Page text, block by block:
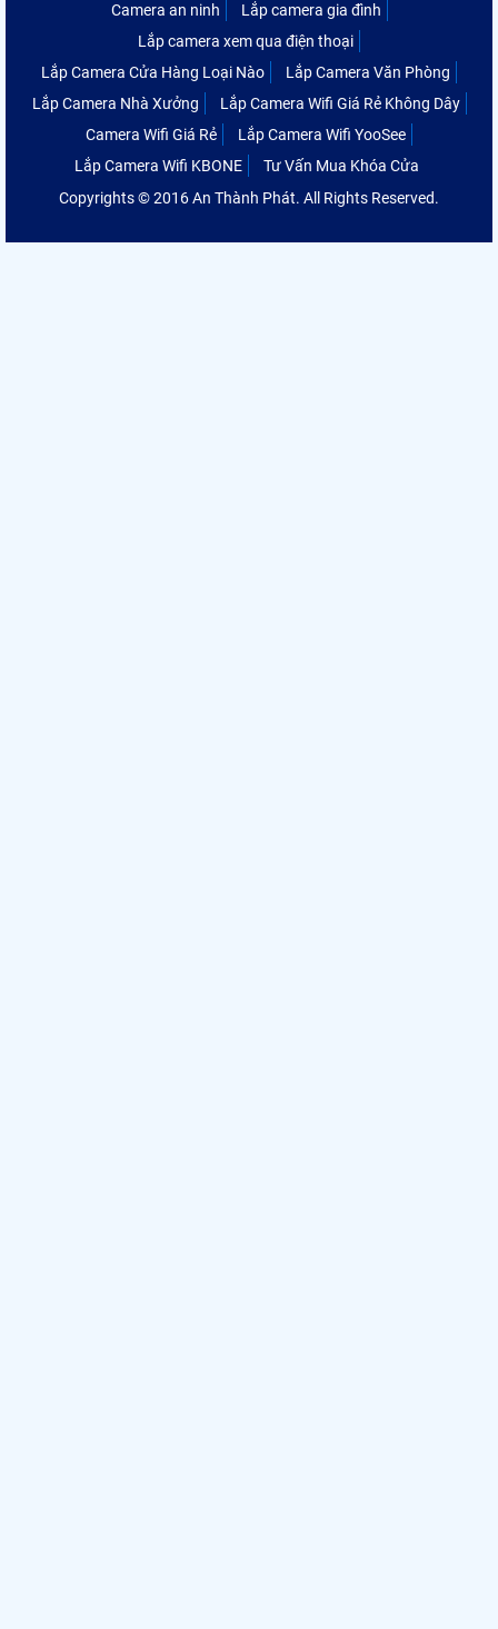
Camera an ninh
Lắp camera gia đình
Lắp camera xem qua điện thoại
Lắp Camera Cửa Hàng Loại Nào
Lắp Camera Văn Phòng
Lắp Camera Nhà Xưởng
Lắp Camera Wifi Giá Rẻ Không Dây
Camera Wifi Giá Rẻ
Lắp Camera Wifi YooSee
Lắp Camera Wifi KBONE
Tư Vấn Mua Khóa Cửa
Copyrights © 2016 An Thành Phát. All Rights Reserved.